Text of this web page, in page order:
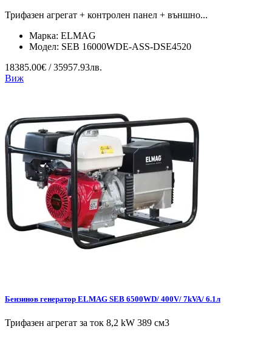
Трифазен агрегат + контролен панел + външно...
Марка: ELMAG
Модел: SEB 16000WDE-ASS-DSE4520
18385.00€ / 35957.93лв.
Виж
Бензинов генератор ELMAG SEB 6500WD/ 400V/ 7kVA/ 6.1л
Трифазен агрегат за ток 8,2 kW 389 см3